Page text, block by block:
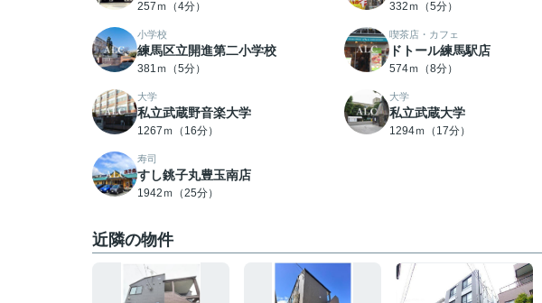
257ｍ（4分） 332ｍ（5分）
小学校
練馬区立開進第二小学校
381ｍ（5分）
喫茶店・カフェ
ドトール練馬駅店
574ｍ（8分）
大学
私立武蔵野音楽大学
1267ｍ（16分）
大学
私立武蔵大学
1294ｍ（17分）
寿司
すし銚子丸豊玉南店
1942ｍ（25分）
近隣の物件